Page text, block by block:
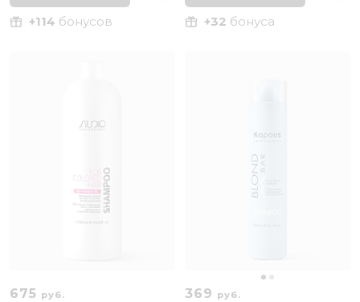
+114 бонусов +32 бонуса
675 руб. 369 руб.